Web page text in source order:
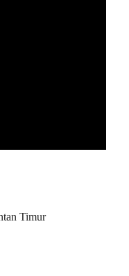
Timur